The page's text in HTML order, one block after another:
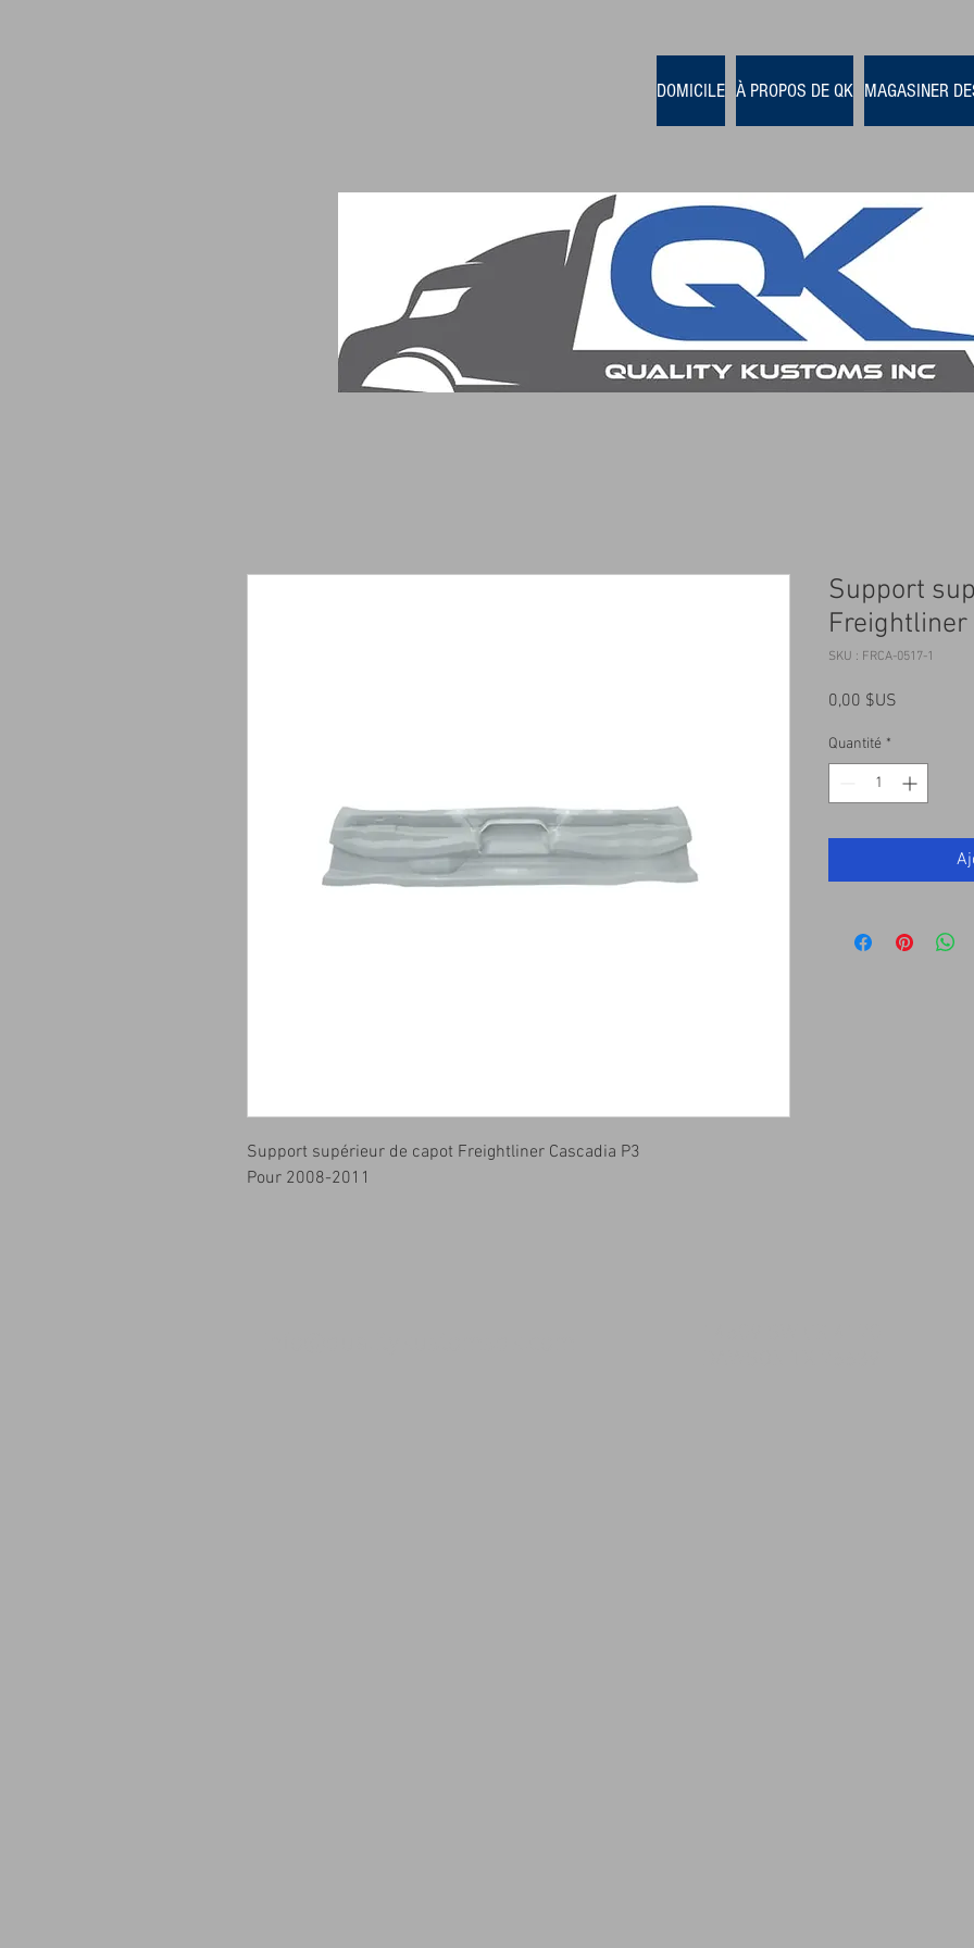
DOMICILE À PROPOS DE QK MAGASINER
Support supérieur de capot Freightliner Cascadia P3
Pour 2008-2011
Support
Freightliner
SKU : FRCA-0517-1
0,00 $US
Quantité *